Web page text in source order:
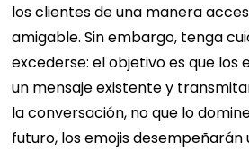
los clientes de una manera
amigable. Sin embargo, tenga
excederse: el objetivo es que los
un mensaje existente y
la conversación, no que lo
futuro, los emojis